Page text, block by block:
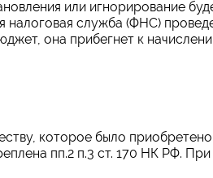
или игнорирование
налоговая служба (ФНС)
она прибегнет к
которое было
пп.2 п.3 ст. 170 НК РФ. При